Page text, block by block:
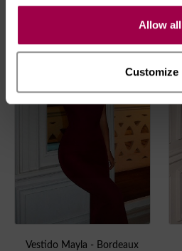
Allow all
Customize
Vestido Mayla - Bordeaux